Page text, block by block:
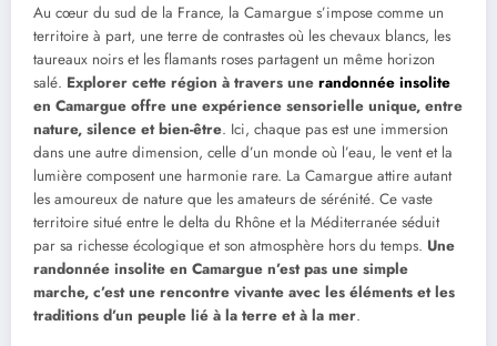
Au cœur du sud de la France, la Camargue s’impose comme un
territoire à part, une terre de contrastes où les chevaux blancs, les
taureaux noirs et les flamants roses partagent un même horizon
salé. Explorer cette région à travers une randonnée insolite
en Camargue offre une expérience sensorielle unique, entre
nature, silence et bien-être. Ici, chaque pas est une immersion
dans une autre dimension, celle d’un monde où l’eau, le vent et la
lumière composent une harmonie rare. La Camargue attire autant
les amoureux de nature que les amateurs de sérénité. Ce vaste
territoire situé entre le delta du Rhône et la Méditerranée séduit
par sa richesse écologique et son atmosphère hors du temps. Une
randonnée insolite en Camargue n’est pas une simple
marche, c’est une rencontre vivante avec les éléments et les
traditions d’un peuple lié à la terre et à la mer.